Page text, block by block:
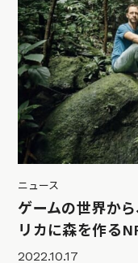
ニュース
ゲームの世界か
リカに森を作る
2022.10.17